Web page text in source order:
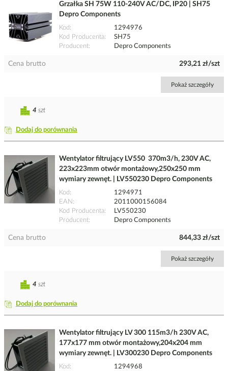
Grzałka SH 75W 110-240V AC/DC, IP20 | SH75
Depro Components
Kod
1294976
Kod Producenta
SH75
Producent
Depro Components
Cena brutto 293,21 zł/szt
Pokaż szczegóły
Dodaj do porównania
4 szt
Wentylator filtrujący LV550 370m3/h, 230V AC,
223x223mm otwór montażowy,250x250 mm
wymiary zewnęt. | LV550230 Depro Components
Kod
1294971
EAN
2011000156084
Kod Producenta
LV550230
Producent
Depro Components
Cena brutto 844,33 zł/szt
Pokaż szczegóły
Dodaj do porównania
4 szt
Wentylator filtrujący LV 300 115m3/h 230V AC,
177x177 mm otwór montażowy,204x204 mm
wymiary zewnęt. | LV300230 Depro Components
Kod
1294968